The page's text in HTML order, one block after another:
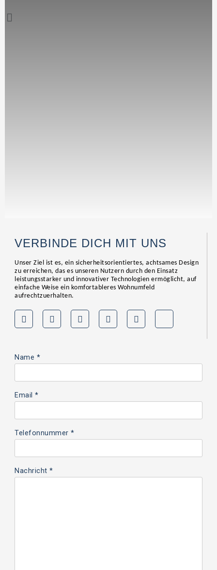
VERBINDE DICH MIT UNS
Unser Ziel ist es, ein sicherheitsorientiertes, achtsames Design
zu erreichen, das es unseren Nutzern durch den Einsatz
leistungsstarker und innovativer Technologien ermöglicht, auf
einfache Weise ein komfortableres Wohnumfeld
aufrechtzuerhalten.
Name *
Email *
Telefonnummer *
Nachricht *